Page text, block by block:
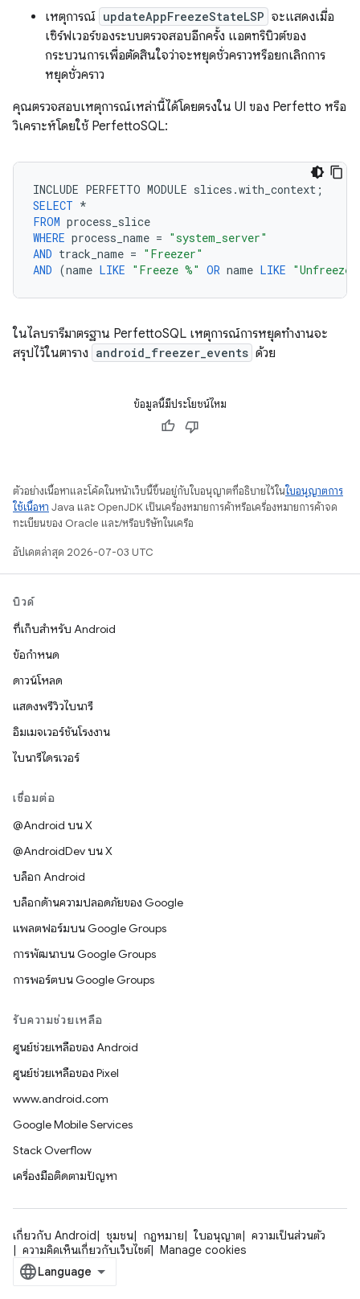
เหตุการณ์ updateAppFreezeStateLSP จะแสดงเมื่อ
เซิร์ฟเวอร์ของระบบตรวจสอบอีกครั้ง แอตทริบิวต์ของ
กระบวนการเพื่อตัดสินใจว่าจะหยุดชั่วคราวหรือยกเลิกการ
หยุดชั่วคราว
คุณตรวจสอบเหตุการณ์เหล่านี้ได้โดยตรงใน UI ของ Perfetto หรือ
วิเคราะห์โดยใช้ PerfettoSQL:
INCLUDE PERFETTO MODULE slices .with_context ;
SELECT *
FROM process_slice
WHERE process_name = "system_server"
AND track_name = "Freezer"
AND (name LIKE "Freeze %" OR name LIKE "Unfreeze
ในไลบรารีมาตรฐาน PerfettoSQL เหตุการณ์การหยุดทำงานจะ
สรุปไว้ในตาราง android_freezer_events ด้วย
ข้อมูลนี้มีประโยชน์ไหม
ตัวอย่างเนื้อหาและโค้ดในหน้าเว็บนี้ขึ้นอยู่กับใบอนุญาตที่อธิบายไว้ในใบอนุญาตการ
ใช้เนื้อหา Java และ OpenJDK เป็นเครื่องหมายการค้าหรือเครื่องหมายการค้าจด
ทะเบียนของ Oracle และ/หรือบริษัทในเครือ
อัปเดตล่าสุด 2026-07-03 UTC
บิวด์
ที่เก็บสำหรับ Android
ข้อกำหนด
ดาวน์โหลด
แสดงพรีวิวไบนารี
อิมเมจเวอร์ชันโรงงาน
ไบนารีไดรเวอร์
เชื่อมต่อ
@Android บน X
@AndroidDev บน X
บล็อก Android
บล็อกด้านความปลอดภัยของ Google
แพลตฟอร์มบน Google Groups
การพัฒนาบน Google Groups
การพอร์ตบน Google Groups
รับความช่วยเหลือ
ศูนย์ช่วยเหลือของ Android
ศูนย์ช่วยเหลือของ Pixel
www.android.com
Google Mobile Services
Stack Overflow
เครื่องมือติดตามปัญหา
เกี่ยวกับ Android ชุมชน กฎหมาย ใบอนุญาต
ความเป็นส่วนตัว
ความคิดเห็นเกี่ยวกับเว็บไซต์
Manage cookies